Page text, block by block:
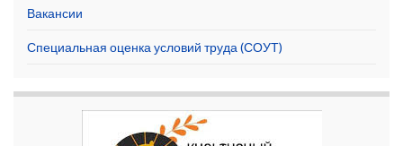
Вакансии
Специальная оценка условий труда (СОУТ)